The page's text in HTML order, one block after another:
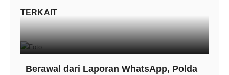
TERKAIT
Berawal dari Laporan WhatsApp, Polda